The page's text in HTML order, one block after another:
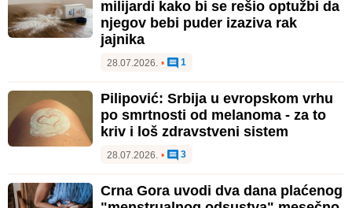
milijardi kako bi se rešio optužbi da
njegov bebi puder izaziva rak
jajnika
28.07.2026. • 1
Pilipović: Srbija u evropskom vrhu
po smrtnosti od melanoma - za to
kriv i loš zdravstveni sistem
28.07.2026. • 3
Crna Gora uvodi dva dana plaćenog